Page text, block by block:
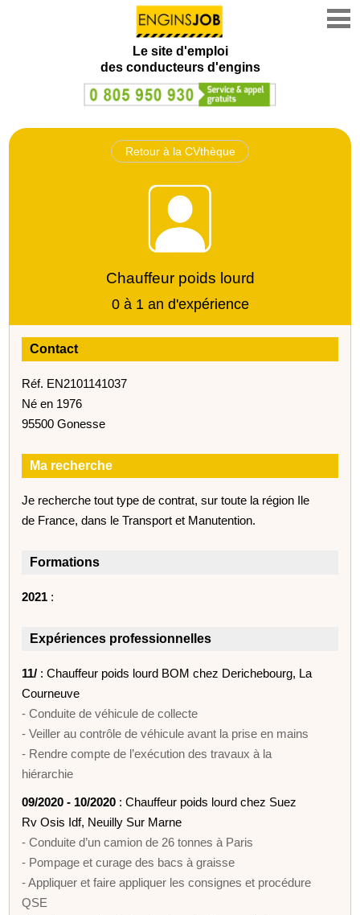
Le site d'emploi
des conducteurs d'engins
Retour à la CVthèque
Chauffeur poids lourd
0 à 1 an d'expérience
Contact
Réf. EN2101141037
Né en 1976
95500 Gonesse
Ma recherche
Je recherche tout type de contrat, sur toute la région Ile
de France, dans le Transport et Manutention.
Formations
2021 :
Expériences professionnelles
11/ : Chauffeur poids lourd BOM chez Derichebourg, La
Courneuve
- Conduite de véhicule de collecte
- Veiller au contrôle de véhicule avant la prise en mains
- Rendre compte de l’exécution des travaux à la
hiérarchie
09/2020 - 10/2020 : Chauffeur poids lourd chez Suez
Rv Osis Idf, Neuilly Sur Marne
- Conduite d’un camion de 26 tonnes à Paris
- Pompage et curage des bacs à graisse
- Appliquer et faire appliquer les consignes et procédure
QSE